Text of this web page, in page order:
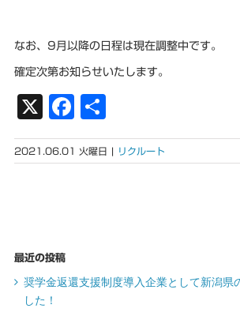
なお、9月以降の日程は現在調整中です。
確定次第お知らせいたします。
X Facebook
有
2021.06.01 火曜日 | リクルート
最近の投稿
奨学金返還支援制度導入企業として新潟県
した！